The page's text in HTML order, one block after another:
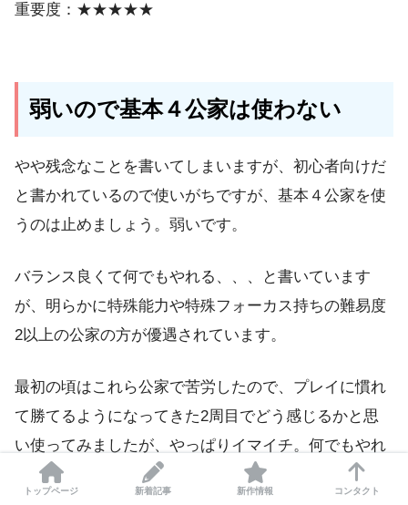
重要度：★★★★★
弱いので基本４公家は使わない
やや残念なことを書いてしまいますが、初心者向けだ
と書かれているので使いがちですが、基本４公家を使
うのは止めましょう。弱いです。
バランス良くて何でもやれる、、、と書いています
が、明らかに特殊能力や特殊フォーカス持ちの難易度
2以上の公家の方が優遇されています。
最初の頃はこれら公家で苦労したので、プレイに慣れ
て勝てるようになってきた2周目でどう感じるかと思
い使ってみましたが、やっぱりイマイチ。何でもやれ
る・・・というより、色々足りな過ぎて何もできな
トップページ 新着記事 新作情報 コンタクト